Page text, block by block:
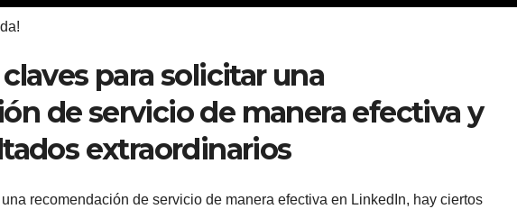
para solicitar una
de servicio de manera efectiva y
extraordinarios
recomendación de servicio de manera efectiva en LinkedIn, hay ciertos